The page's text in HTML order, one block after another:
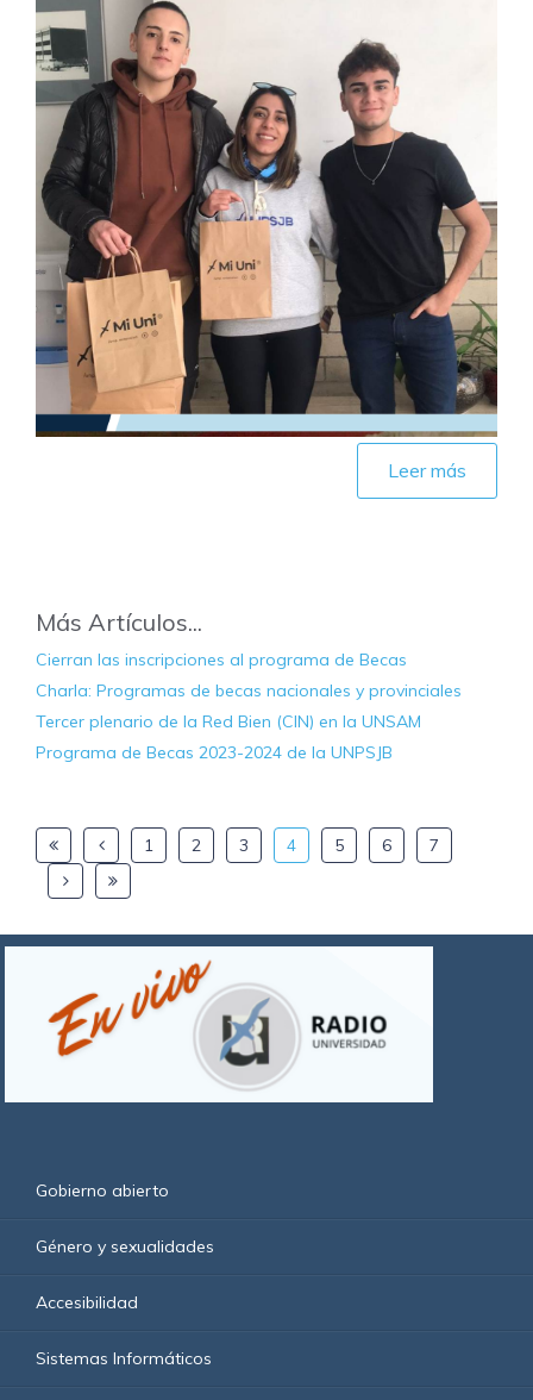
Leer más
Más Artículos...
Cierran las inscripciones al programa de Becas
Charla: Programas de becas nacionales y provinciales
Tercer plenario de la Red Bien (CIN) en la UNSAM
Programa de Becas 2023-2024 de la UNPSJB
1 2 3 4 5 6 7
Gobierno abierto
Género y sexualidades
Accesibilidad
Sistemas Informáticos